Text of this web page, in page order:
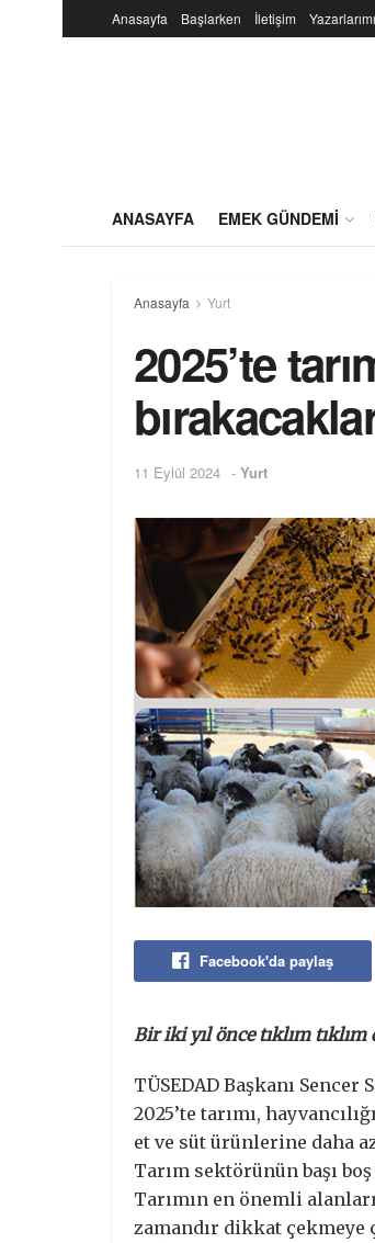
Anasayfa Başlarken İletişim
ANASAYFA EMEK GÜNDEMI
Anasayfa Yurt
2025’te
11 Eylül 2024 - Yurt
Facebook'da paylaş
Bir iki yıl önce tıklım
TÜSEDAD Başkanı
2025’te tarımı,
et ve süt ürünlerine daha
Tarım sektörünün başı
Tarımın en önemli
zamandır dikkat çekmeye